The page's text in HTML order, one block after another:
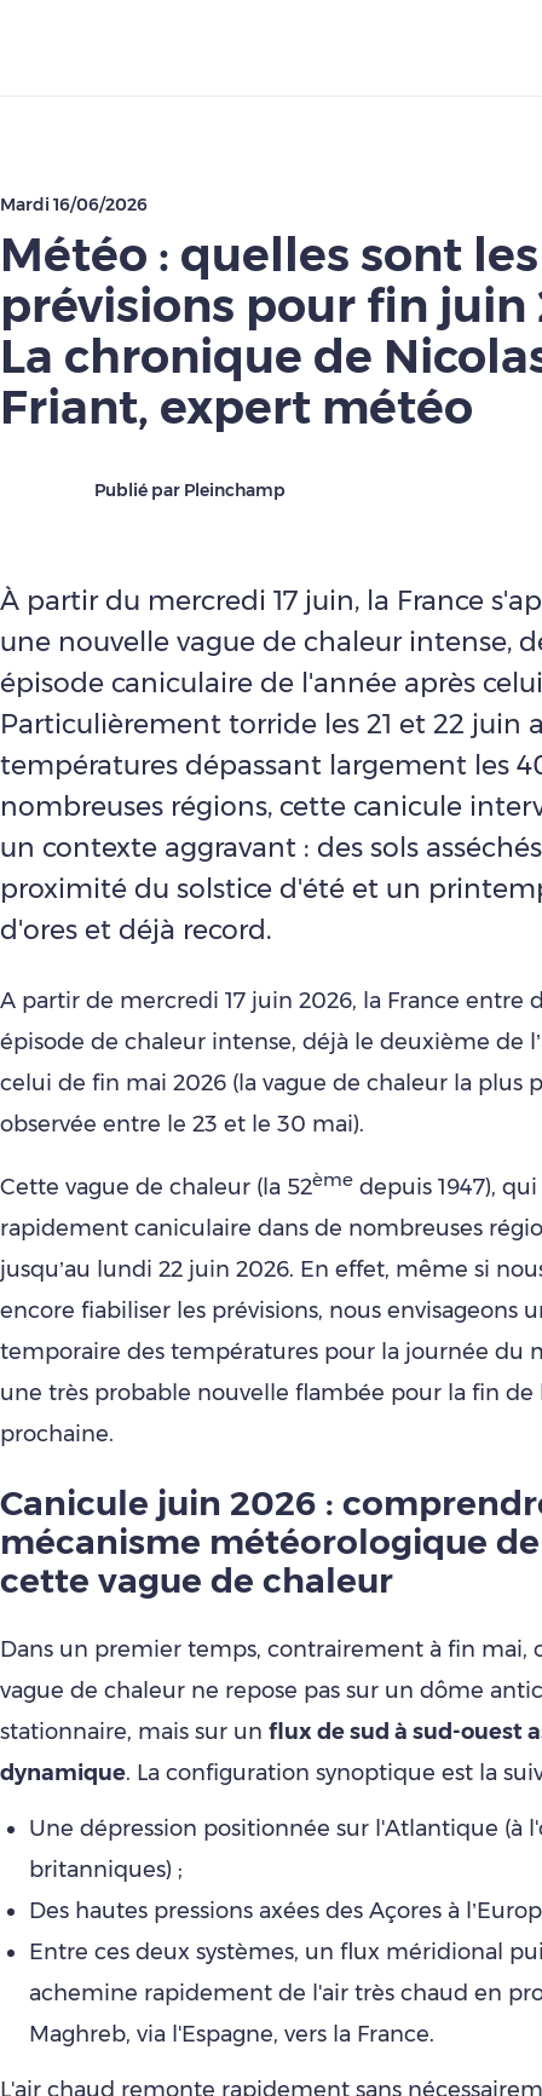
Mardi 16/06/2026
Météo : quelles sont les
prévisions pour fin juin
La chronique de
Friant, expert météo
Publié par Pleinchamp
À partir du mercredi 17 juin, la France
une nouvelle vague de chaleur intense,
épisode caniculaire de l'année après
Particulièrement torride les 21 et 22 juin
températures dépassant largement les
nombreuses régions, cette canicule
un contexte aggravant : des sols
proximité du solstice d'été et un
d'ores et déjà record.
A partir de mercredi 17 juin 2026, la France entre
épisode de chaleur intense, déjà le deuxième de
celui de fin mai 2026 (la vague de chaleur la plus
observée entre le 23 et le 30 mai).
Cette vague de chaleur (la 52ème depuis 1947),
rapidement caniculaire dans de nombreuses
jusqu’au lundi 22 juin 2026. En effet, même si
encore fiabiliser les prévisions, nous envisageons
temporaire des températures pour la journée du
une très probable nouvelle flambée pour la fin de
prochaine.
Canicule juin 2026 :
mécanisme météorologique
cette vague de chaleur
Dans un premier temps, contrairement à fin mai,
vague de chaleur ne repose pas sur un dôme
stationnaire, mais sur un flux de sud à sud-ouest
dynamique. La configuration synoptique est la
Une dépression positionnée sur l'Atlantique (à
britanniques) ;
Des hautes pressions axées des Açores à
Entre ces deux systèmes, un flux méridional
achemine rapidement de l'air très chaud en
Maghreb, via l'Espagne, vers la France.
L'air chaud remonte rapidement sans